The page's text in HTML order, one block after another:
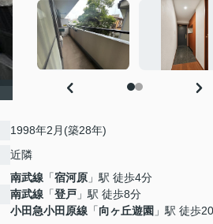
1998年2月(築28年)
近隣
南武線 「宿河原 」駅 徒歩4分
南武線 「登戸 」駅 徒歩8分
小田急小田原線 「向ヶ丘遊園 」駅 徒歩